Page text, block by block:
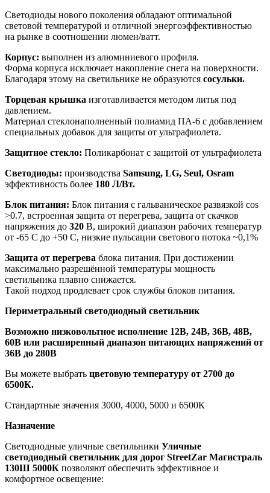
Светодиоды нового поколения обладают оптимальной
световой температурой и отличной энергоэффективностью
на рынке в соотношении люмен/ватт.
Корпус: выполнен из алюминиевого профиля.
Форма корпуса исключает накопление снега на поверхности.
Благодаря этому на светильнике не образуются сосульки.
Торцевая крышка изготавливается методом литья под
давлением.
Материал стеклонаполненный полиамид ПА-6 с добавлением
специальных добавок для защиты от ультрафиолета.
Защитное стекло: Поликарбонат с защитой от ультрафиолета
Светодиоды: производства Samsung, LG, Seul, Osram
эффективность более 180 Л/Вт.
Блок питания: Блок питания с гальваническое развязкой cos
>0.7, встроенная защита от перегрева, защита от скачков
напряжения до 320 В, широкий диапазон рабочих температур
от -65 С до +50 С, низкие пульсации светового потока ~0,1%
Защита от перегрева блока питания. При достижении
максимально разрешённой температуры мощность
светильника плавно снижается.
Такой подход продлевает срок службы блоков питания.
Периметральный светодиодный светильник
Возможно низковольтное исполнение 12В, 24В, 36В, 48В,
60В или расширенный диапазон питающих напряжений от
36В до 280В
Вы можете выбрать цветовую температуру от 2700 до
6500К.
Стандартные значения 3000, 4000, 5000 и 6500К
Назначение
Светодиодные уличные светильники Уличные
светодиодный светильник для дорог StreetZar Магистраль
130Ш 5000К позволяют обеспечить эффективное и
комфортное освещение: